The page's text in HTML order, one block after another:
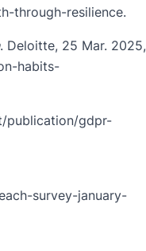
through-resilience.
. Deloitte, 25 Mar. 2025,
habits-
publication/gdpr-
survey-january-